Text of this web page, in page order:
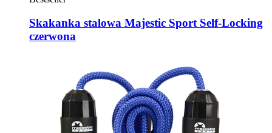
Skakanka stalowa Majestic Sport Self-Locking
czerwona